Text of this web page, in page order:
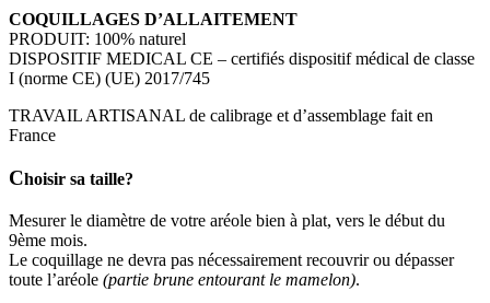
COQUILLAGES D’ALLAITEMENT
PRODUIT: 100% naturel
DISPOSITIF MEDICAL CE – certifiés dispositif médical de classe
I (norme CE) (UE) 2017/745
TRAVAIL ARTISANAL de calibrage et d’assemblage fait en
France
Choisir sa taille?
Mesurer le diamètre de votre aréole bien à plat, vers le début du
9ème mois.
Le coquillage ne devra pas nécessairement recouvrir ou dépasser
toute l’aréole (partie brune entourant le mamelon).